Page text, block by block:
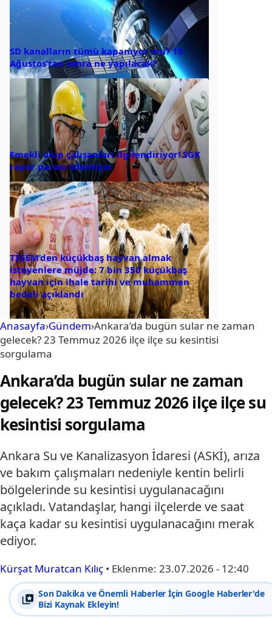
SD kanalların tümü kapanıyor mu? 15
Ağustos’tan sonra ne yapılacak?
Emekli olup çalışanları ilgilendiriyor! SGK
rapor parası ödemiyor
TİGEM’den küçükbaş hayvan almak
isteyenlere müjde: 7 bin 350 küçükbaş
hayvan için ihale tarihi ve muhammen
bedeli açıklandı
Anasayfa›Gündem›Ankara’da bugün sular ne zaman
gelecek? 23 Temmuz 2026 ilçe ilçe su kesintisi
sorgulama
Ankara’da bugün sular ne zaman
gelecek? 23 Temmuz 2026 ilçe ilçe su
kesintisi sorgulama
Ankara Su ve Kanalizasyon İdaresi (ASKİ), arıza
ve bakım çalışmaları nedeniyle kentin belirli
bölgelerinde su kesintisi uygulanacağını
açıkladı. Vatandaşlar, hangi ilçelerde ve saat
kaça kadar su kesintisi uygulanacağını merak
ediyor.
Kürşat Muratcan Kılıç • Eklenme: 23.07.2026 - 12:40
Son Dakika ve Önemli Haberler İçin Google Haberler'de
Bizi Kaynak Ekleyin!